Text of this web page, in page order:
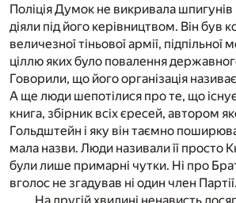
Поліція Думок не викривала шпигунів
діяли під його керівництвом. Він був
величезної тіньової армії,
ціллю яких було повалення
Говорили, що його організація
А ще люди шепотілися про те, що
книга, збірник всіх єресей, автором
Гольдштейн і яку він таємно
мала назви. Люди називали її просто
були лише примарні чутки. Ні про
вголос не згадував ні один член Партії.